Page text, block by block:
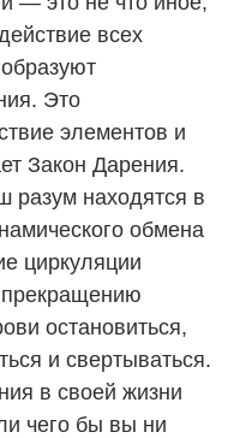
всех
Это
элементов и
Закон Дарения.
разум находятся в
обмена
циркуляции
остановиться,
и свертываться.
в своей жизни
чего бы вы ни